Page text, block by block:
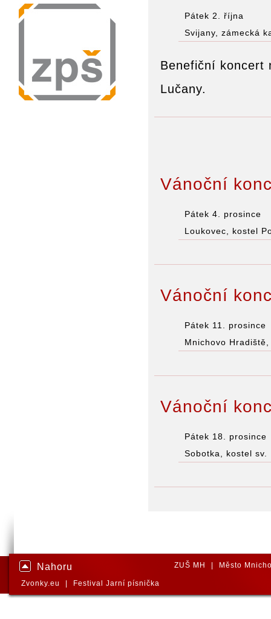
Pátek 2. října
Svijany, zámecká
Benefiční koncert
Lučany.
Vánoční
Pátek 4. prosince
Loukovec, kostel
Vánoční
Pátek 11. prosince
Mnichovo
Vánoční
Pátek 18. prosince
Sobotka, kostel sv.
Nahoru ZUŠ MH Město
Zvonky.eu Festival Jarní písnička